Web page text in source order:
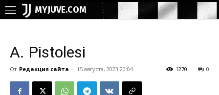
MYJUVE.COM
A. Pistolesi
От Редакция сайта - 15 августа, 2023 20:04 0
1270